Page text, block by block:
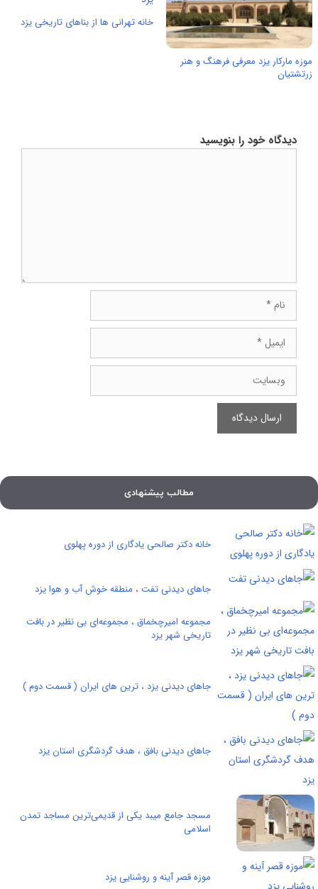
موزه مارکار یزد معرفی فرهنگ و هنر
زرتشتیان
خانه تهرانی ها از بناهای تاریخی یزد
دیدگاه خود را بنویسید
ایمیل
وبسایت
مطالب پیشنهادی
خانه دکتر صالحی یادگاری از دوره پهلوی
جاهای دیدنی تفت ، منطقه خوش آب و هوا یزد
مجموعه امیرچخماق ، مجموعه‌ای بی نظیر در بافت
تاریخی شهر یزد
جاهای دیدنی یزد ، ترین های ایران ( قسمت دوم )
جاهای دیدنی بافق ، هدف گردشگری استان یزد
مسجد جامع میبد یکی از قدیمی‌ترین مساجد تمدن
اسلامی
موزه قصر آينه و روشنايی یزد